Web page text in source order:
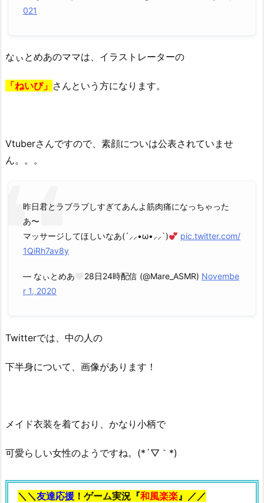
021
なぃとめあのママは、イラストレーターの
「ねいび」 さんという方になります。
Vtuberさんですので、素顔についは公表されていませ
ん。。。
昨日君とラブラブしすぎてあんよ筋肉痛になっちゃった
あ〜
マッサージしてほしいなあ(´⸝⸝•ω•⸝⸝`)
pic.twitter.com/
1QiRh7av8y
— なぃとめあ 28日24時配信 (@Mare_ASMR) Novembe
r 1, 2020
Twitterでは、中の人の
下半身について、画像があります！
メイド衣装を着ており、かなり小柄で
可愛らしい女性のようですね。(*´▽｀*)
＼＼友達応援 ！ゲーム実況『和風楽楽』／／